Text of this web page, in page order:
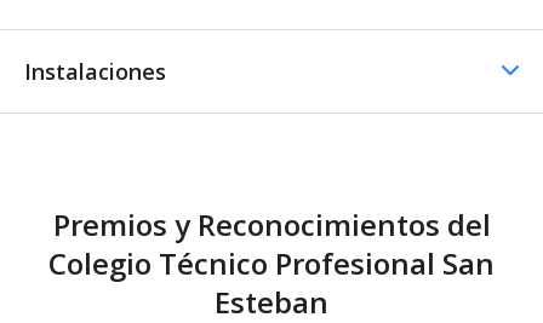
Otros servicios
Instalaciones
Biblioteca
Premios y Reconocimientos del
Colegio Técnico Profesional San
Esteban